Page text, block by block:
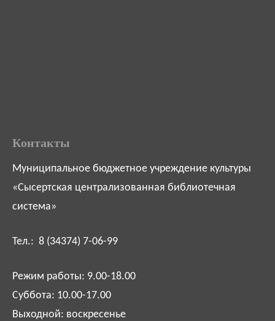
Контакты
Муниципальное бюджетное учреждение культуры
«Сысертская централизованная библиотечная
система»
Тел.: 8 (34374) 7-06-99
Режим работы: 9.00-18.00
Суббота: 10.00-17.00
Выходной: воскресенье